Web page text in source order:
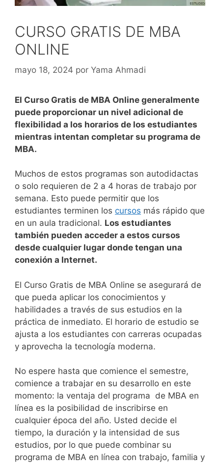
CURSO GRATIS DE MBA
ONLINE
mayo 18, 2024 por Yama Ahmadi
El Curso Gratis de MBA Online generalmente
puede proporcionar un nivel adicional de
flexibilidad a los horarios de los estudiantes
mientras intentan completar su programa de
MBA.
Muchos de estos programas son autodidactas
o solo requieren de 2 a 4 horas de trabajo por
semana. Esto puede permitir que los
estudiantes terminen los cursos más rápido que
en un aula tradicional. Los estudiantes
también pueden acceder a estos cursos
desde cualquier lugar donde tengan una
conexión a Internet.
El Curso Gratis de MBA Online se asegurará de
que pueda aplicar los conocimientos y
habilidades a través de sus estudios en la
práctica de inmediato. El horario de estudio se
ajusta a los estudiantes con carreras ocupadas
y aprovecha la tecnología moderna.
No espere hasta que comience el semestre,
comience a trabajar en su desarrollo en este
momento: la ventaja del programa de MBA en
línea es la posibilidad de inscribirse en
cualquier época del año. Usted decide el
tiempo, la duración y la intensidad de sus
estudios, por lo que puede combinar su
programa de MBA en línea con trabajo, familia y